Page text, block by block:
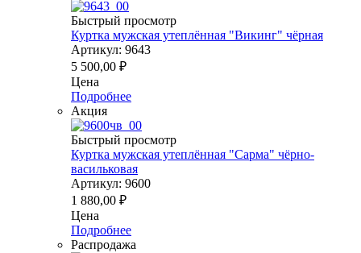
Быстрый просмотр
Куртка мужская утеплённая "Викинг" чёрная
Артикул: 9643
5 500,00 ₽
Цена
Подробнее
Акция
Быстрый просмотр
Куртка мужская утеплённая "Сарма" чёрно-
васильковая
Артикул: 9600
1 880,00 ₽
Цена
Подробнее
Распродажа